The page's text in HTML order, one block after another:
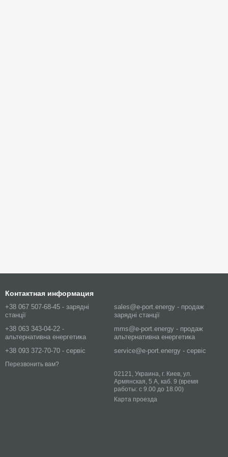
Контактная информация
+38 067 507-68-45 - зарядні
станції
+38 063 343-04-22 -
альтернативна енергетика
+38 093 372-70-70 - сервіс
Перезвонить вам?
sales@e-port.energy - продаж
зарядні станції
mms@e-port.energy - продаж
альтернативна енергетика
service@e-port.energy - сервіс
02121, Украина, г. Киев, ул.
Армянская, 5 А, каб. 9 (время
работы: с 9.00 до 18.00)
Карта проезда